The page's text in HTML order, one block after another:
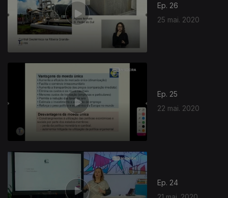
Ep. 26
25 mai. 2020
Ep. 25
22 mai. 2020
Ep. 24